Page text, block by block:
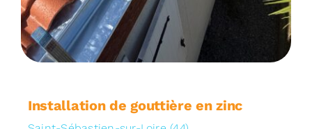
Installation de gouttière en zinc